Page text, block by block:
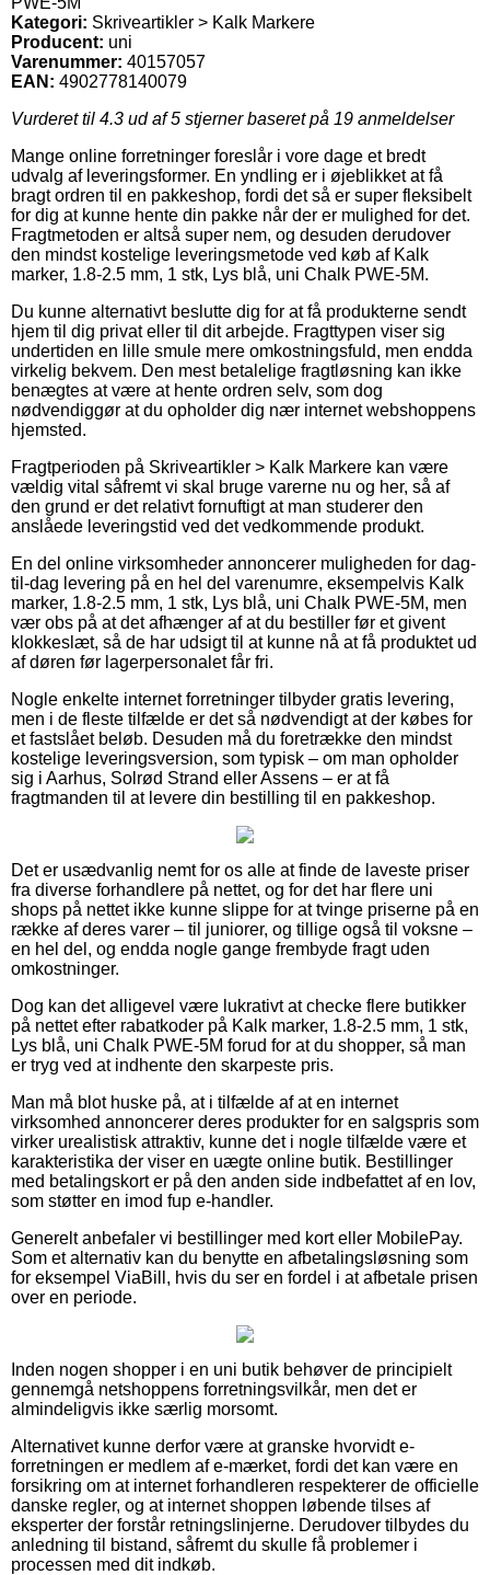
Kategori: Skriveartikler > Kalk Markere
Producent: uni
Varenummer: 40157057
EAN: 4902778140079
Vurderet til 4.3 ud af 5 stjerner baseret på 19 anmeldelser
Mange online forretninger foreslår i vore dage et bredt
udvalg af leveringsformer. En yndling er i øjeblikket at få
bragt ordren til en pakkeshop, fordi det så er super fleksibelt
for dig at kunne hente din pakke når der er mulighed for det.
Fragtmetoden er altså super nem, og desuden derudover
den mindst kostelige leveringsmetode ved køb af Kalk
marker, 1.8-2.5 mm, 1 stk, Lys blå, uni Chalk PWE-5M.
Du kunne alternativt beslutte dig for at få produkterne sendt
hjem til dig privat eller til dit arbejde. Fragttypen viser sig
undertiden en lille smule mere omkostningsfuld, men endda
virkelig bekvem. Den mest betalelige fragtløsning kan ikke
benægtes at være at hente ordren selv, som dog
nødvendiggør at du opholder dig nær internet webshoppens
hjemsted.
Fragtperioden på Skriveartikler > Kalk Markere kan være
vældig vital såfremt vi skal bruge varerne nu og her, så af
den grund er det relativt fornuftigt at man studerer den
anslåede leveringstid ved det vedkommende produkt.
En del online virksomheder annoncerer muligheden for dag-
til-dag levering på en hel del varenumre, eksempelvis Kalk
marker, 1.8-2.5 mm, 1 stk, Lys blå, uni Chalk PWE-5M, men
vær obs på at det afhænger af at du bestiller før et givent
klokkeslæt, så de har udsigt til at kunne nå at få produktet ud
af døren før lagerpersonalet får fri.
Nogle enkelte internet forretninger tilbyder gratis levering,
men i de fleste tilfælde er det så nødvendigt at der købes for
et fastslået beløb. Desuden må du foretrække den mindst
kostelige leveringsversion, som typisk – om man opholder
sig i Aarhus, Solrød Strand eller Assens – er at få
fragtmanden til at levere din bestilling til en pakkeshop.
Det er usædvanlig nemt for os alle at finde de laveste priser
fra diverse forhandlere på nettet, og for det har flere uni
shops på nettet ikke kunne slippe for at tvinge priserne på en
række af deres varer – til juniorer, og tillige også til voksne –
en hel del, og endda nogle gange frembyde fragt uden
omkostninger.
Dog kan det alligevel være lukrativt at checke flere butikker
på nettet efter rabatkoder på Kalk marker, 1.8-2.5 mm, 1 stk,
Lys blå, uni Chalk PWE-5M forud for at du shopper, så man
er tryg ved at indhente den skarpeste pris.
Man må blot huske på, at i tilfælde af at en internet
virksomhed annoncerer deres produkter for en salgspris som
virker urealistisk attraktiv, kunne det i nogle tilfælde være et
karakteristika der viser en uægte online butik. Bestillinger
med betalingskort er på den anden side indbefattet af en lov,
som støtter en imod fup e-handler.
Generelt anbefaler vi bestillinger med kort eller MobilePay.
Som et alternativ kan du benytte en afbetalingsløsning som
for eksempel ViaBill, hvis du ser en fordel i at afbetale prisen
over en periode.
Inden nogen shopper i en uni butik behøver de principielt
gennemgå netshoppens forretningsvilkår, men det er
almindeligvis ikke særlig morsomt.
Alternativet kunne derfor være at granske hvorvidt e-
forretningen er medlem af e-mærket, fordi det kan være en
forsikring om at internet forhandleren respekterer de officielle
danske regler, og at internet shoppen løbende tilses af
eksperter der forstår retningslinjerne. Derudover tilbydes du
anledning til bistand, såfremt du skulle få problemer i
processen med dit indkøb.